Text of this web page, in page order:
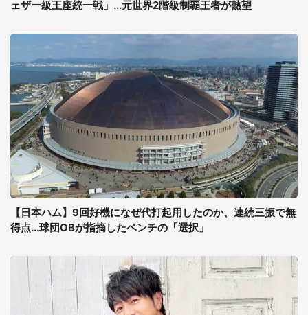
ェザー級王座統一戦」...元世界2階級制覇王者が熱望
【日本ハム】9回好機になぜ代打起用したのか、連続三振で無
得点...球団OBが指摘したベンチの「選択」